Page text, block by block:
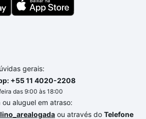
gerais:
+55 11 4020-2208
das 9:00 às 18:00
aluguel em atraso:
ou através do Telefone